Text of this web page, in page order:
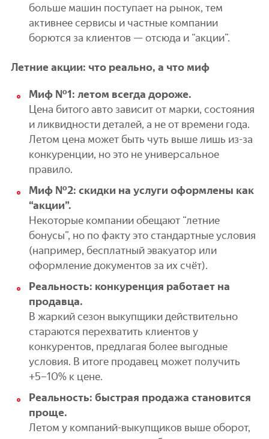
больше машин поступает на рынок, тем
активнее сервисы и частные компании
борются за клиентов — отсюда и “акции”.
Летние акции: что реально, а что миф
Миф №1: летом всегда дороже.
Цена битого авто зависит от марки, состояния
и ликвидности деталей, а не от времени года.
Летом цена может быть чуть выше лишь из-за
конкуренции, но это не универсальное
правило.
Миф №2: скидки на услуги оформлены как
“акции”.
Некоторые компании обещают “летние
бонусы”, но по факту это стандартные условия
(например, бесплатный эвакуатор или
оформление документов за их счёт).
Реальность: конкуренция работает на
продавца.
В жаркий сезон выкупщики действительно
стараются перехватить клиентов у
конкурентов, предлагая более выгодные
условия. В итоге продавец может получить
+5–10% к цене.
Реальность: быстрая продажа становится
проще.
Летом у компаний-выкупщиков выше оборот,